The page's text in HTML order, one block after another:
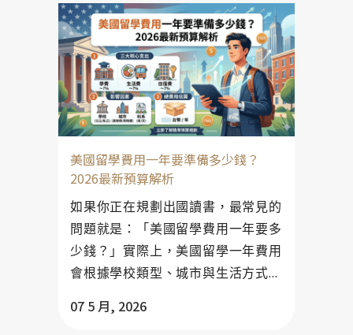
美國留學費用一年要準備多少錢？
2026最新預算解析
如果你正在規劃出國讀書，最常見的
問題就是：「美國留學費用一年要多
少錢？」實際上，美國留學一年費用
會根據學校類型、城市與生活方式...
07 5 月, 2026